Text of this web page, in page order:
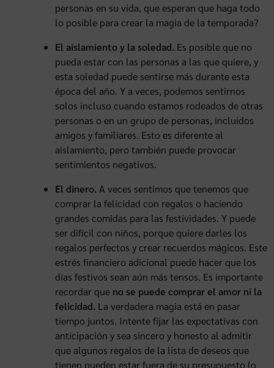
personas en su vida, que esperan que haga todo
lo posible para crear la magia de la temporada?
El aislamiento y la soledad. Es posible que no
pueda estar con las personas a las que quiere, y
esta soledad puede sentirse más durante esta
época del año. Y a veces, podemos sentirnos
solos incluso cuando estamos rodeados de otras
personas o en un grupo de personas, incluidos
amigos y familiares. Esto es diferente al
aislamiento, pero también puede provocar
sentimientos negativos.
El dinero. A veces sentimos que tenemos que
comprar la felicidad con regalos o haciendo
grandes comidas para las festividades. Y puede
ser difícil con niños, porque quiere darles los
regalos perfectos y crear recuerdos mágicos. Este
estrés financiero adicional puede hacer que los
días festivos sean aún más tensos. Es importante
recordar que no se puede comprar el amor ni la
felicidad. La verdadera magia está en pasar
tiempo juntos. Intente fijar las expectativas con
anticipación y sea sincero y honesto al admitir
que algunos regalos de la lista de deseos que
tienen pueden estar fuera de su presupuesto (o